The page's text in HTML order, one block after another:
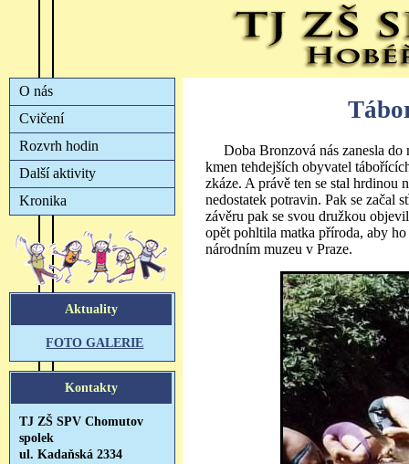
Doba Bronzová nás zanesla
kmen tehdejších obyvatel
zkáze. A právě ten se stal hrdinou
nedostatek potravin. Pak se začal
závěru pak se svou družkou
opět pohltila matka příroda, aby
národním muzeu v Praze.